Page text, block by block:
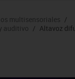
multisensoriales /
auditivo / Altavoz